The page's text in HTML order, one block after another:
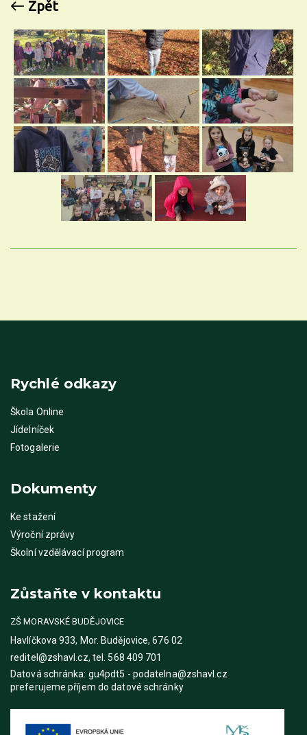
Zpět
Rychlé odkazy
Škola Online
Jídelníček
Fotogalerie
Dokumenty
Ke stažení
Výroční zprávy
Školní vzdělávací program
Zůstaňte v kontaktu
ZŠ MORAVSKÉ BUDĚJOVICE
Havlíčkova 933, Mor. Budějovice, 676 02
reditel@zshavl.cz, tel. 568 409 701
Datová schránka: gu4pdt5 - podatelna@zshavl.cz
preferujeme příjem do datové schránky